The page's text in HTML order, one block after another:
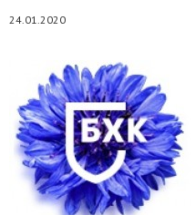
24.01.2020